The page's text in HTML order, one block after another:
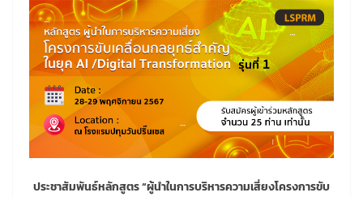
ประชาสัมพันธ์หลักสูตร “ผู้นำในการบริหารความเสี่ยงโครงการขับ